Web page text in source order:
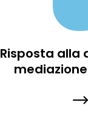
Risposta alla